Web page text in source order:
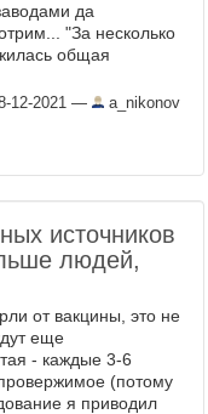
да
"За несколько
общая
12-2021 — a_nikonov
источников
людей,
от вакцины, это не
еще
- каждые 3-6
(потому
я приводил